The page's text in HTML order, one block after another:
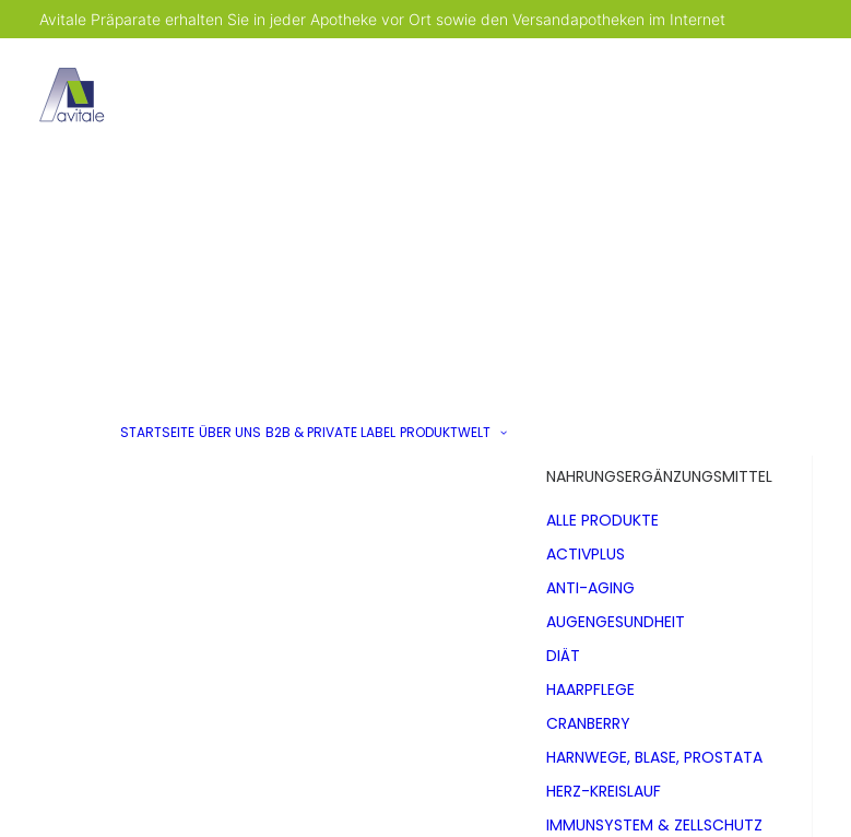
Avitale Präparate erhalten Sie in jeder Apotheke vor Ort sowie den Versandapotheken im Internet
STARTSEITE ÜBER UNS B2B & PRIVATE LABEL PRODUKTWELT
NAHRUNGSERGÄNZUNGSMITTEL
ALLE PRODUKTE
ACTIVPLUS
ANTI-AGING
AUGENGESUNDHEIT
DIÄT
HAARPFLEGE
CRANBERRY
HARNWEGE, BLASE, PROSTATA
HERZ-KREISLAUF
IMMUNSYSTEM & ZELLSCHUTZ